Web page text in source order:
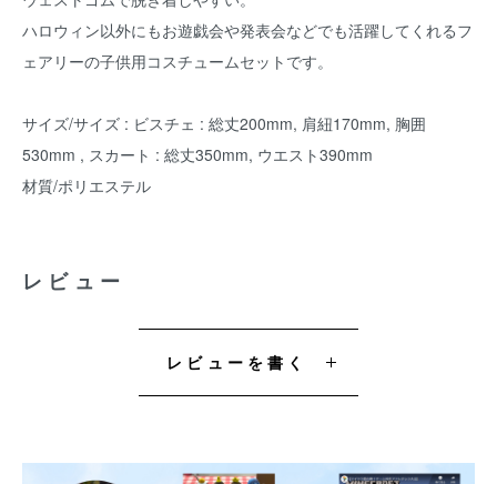
ハロウィン以外にもお遊戯会や発表会などでも活躍してくれるフ
ェアリーの子供用コスチュームセットです。
サイズ/サイズ : ビスチェ : 総丈200mm, 肩紐170mm, 胸囲
530mm , スカート : 総丈350mm, ウエスト390mm
材質/ポリエステル
レビュー
レビューを書く